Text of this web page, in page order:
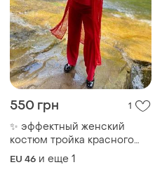
550 грн 1
✨ эффектный женский
костюм тройка красного
цвета ✨
EU 46 и еще 1